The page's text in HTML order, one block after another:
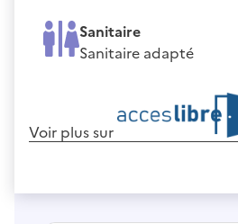
Sanitaire
Sanitaire adapté
Voir plus sur